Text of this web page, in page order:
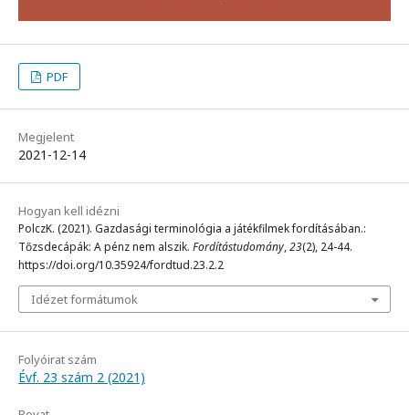
PDF
Megjelent
2021-12-14
Hogyan kell idézni
PolczK. (2021). Gazdasági terminológia a játékfilmek fordításában.:
Tőzsdecápák: A pénz nem alszik. Fordítástudomány,23(2), 24-44.
https://doi.org/10.35924/fordtud.23.2.2
Idézet formátumok
Folyóirat szám
Évf. 23 szám 2 (2021)